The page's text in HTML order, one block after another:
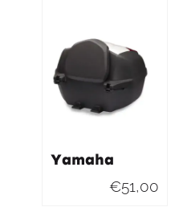
Yamaha
€51,00